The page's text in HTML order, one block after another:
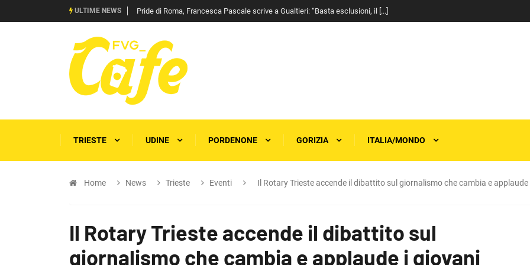
ULTIME NEWS Pride di Roma, Francesca Pascale scrive a Gualtieri: “Basta esclusioni, il [...]
TRIESTE UDINE PORDENONE GORIZIA ITALIA/MONDO
Home News Trieste Eventi Il Rotary Trieste accende il dibattito sul giornalismo che cambia e
Il Rotary Trieste accende il dibattito sul
giornalismo che cambia e applaude i giovani